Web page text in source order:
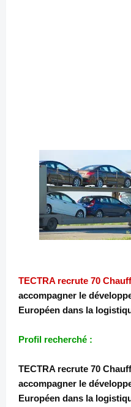
TECTRA recrute 70
accompagner le
Européen dans la
Profil recherché :
TECTRA recrute 70
accompagner le
Européen dans la